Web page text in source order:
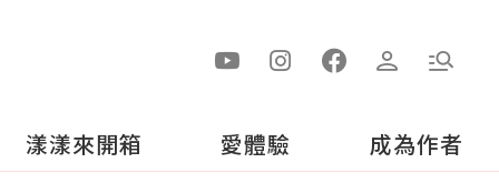
漾漾來開箱 愛體驗 成為作者